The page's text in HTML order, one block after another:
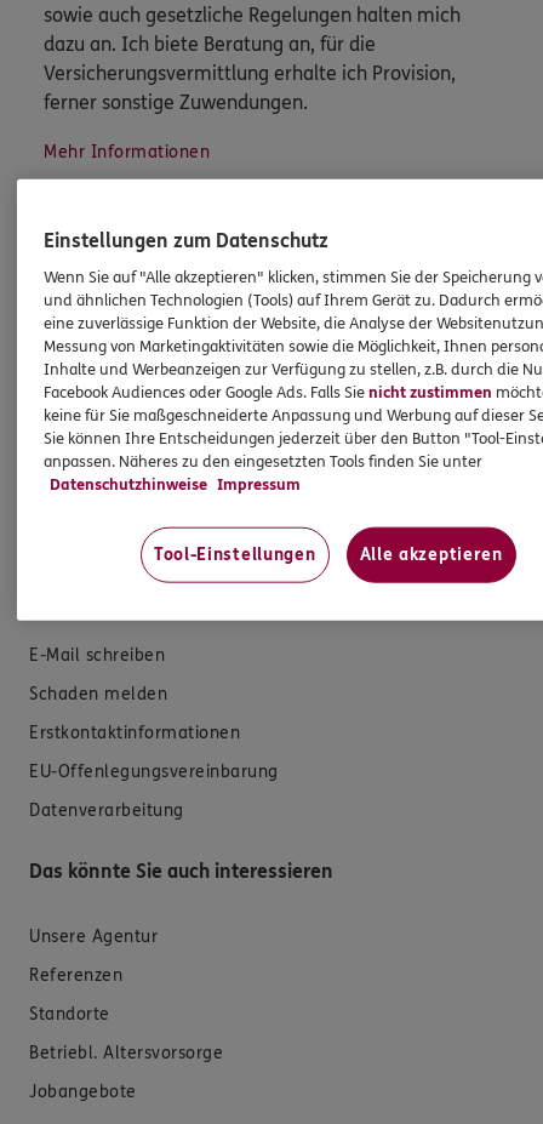
sowie auch gesetzliche Regelungen halten mich
dazu an. Ich biete Beratung an, für die
Versicherungsvermittlung erhalte ich Provision,
ferner sonstige Zuwendungen.
Mehr Informationen
Produkte
Zahnversicherungen
Kfz-Versicherung
Krankenversicherung
Versicherungen für den privaten Bedarf
Versicherungen für Geschäftskunden
Hilfe & Services
E-Mail schreiben
Schaden melden
Erstkontaktinformationen
EU-Offenlegungsvereinbarung
Datenverarbeitung
Das könnte Sie auch interessieren
Unsere Agentur
Referenzen
Standorte
Betriebl. Altersvorsorge
Jobangebote
Einstellungen zum Datenschutz
Wenn Sie auf "Alle akzeptieren" klicken, stimmen Sie der Speicherung
und ähnlichen Technologien (Tools) auf Ihrem Gerät zu. Dadurch
eine zuverlässige Funktion der Website, die Analyse der
Messung von Marketingaktivitäten sowie die Möglichkeit, Ihnen
Inhalte und Werbeanzeigen zur Verfügung zu stellen, z.B. durch die
Facebook Audiences oder Google Ads. Falls Sienicht zustimmen
keine für Sie maßgeschneiderte Anpassung und Werbung auf dieser
Sie können Ihre Entscheidungen jederzeit über den Button "Tool-
anpassen. Näheres zu den eingesetzten Tools finden Sie unter
Datenschutzhinweise Impressum
Tool-Einstellungen Alle akzeptieren